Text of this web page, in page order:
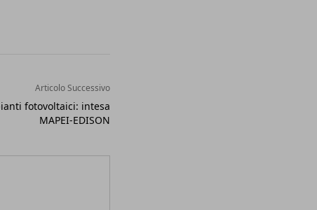
Articolo Successivo
fotovoltaici: intesa
MAPEI-EDISON